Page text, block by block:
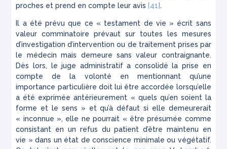
proches et prend en compte leur avis [41].
Il a été prévu que ce « testament de vie » écrit sans
valeur comminatoire prévaut sur toutes les mesures
d’investigation d’intervention ou de traitement prises par
le médecin mais demeure sans valeur contraignante.
Dès lors, le juge administratif a consolidé la prise en
compte de la volonté en mentionnant qu’une
importance particulière doit lui être accordée lorsqu’elle
a été exprimée antérieurement « quels qu’en soient la
forme et le sens » et qu’à défaut si elle demeurerait
« inconnue », elle ne pourrait « être présumée comme
consistant en un refus du patient d’être maintenu en
vie » dans un état de conscience minimale ou végétatif.